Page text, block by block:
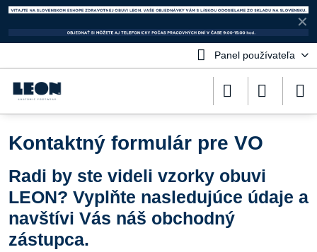
✕
Panel používateľa
Kontaktný formulár pre VO
Radi by ste videli vzorky obuvi
LEON? Vyplňte nasledujúce údaje a
navštívi Vás náš obchodný
zástupca.